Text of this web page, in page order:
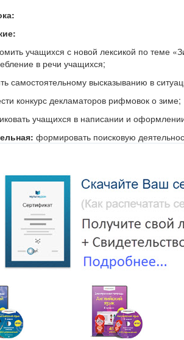
учащихся с новой лексикой по теме
в речи учащихся;
самостоятельному высказыванию в
конкурс декламаторов рифмовок о зиме;
учащихся в написании и
формировать поисковую
слуховую память и логическое мышление;
внимание и познавательную активность.
способствовать повышению
речевой комбинированный.
class! Glad to see you again. Sit down,